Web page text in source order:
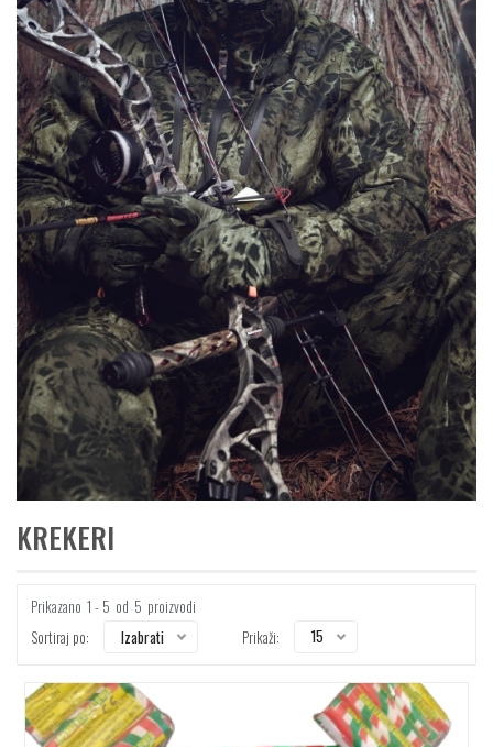
KREKERI
Prikazano 1 - 5 od 5 proizvodi
Sortiraj po:
Izabrati Prikaži: 15